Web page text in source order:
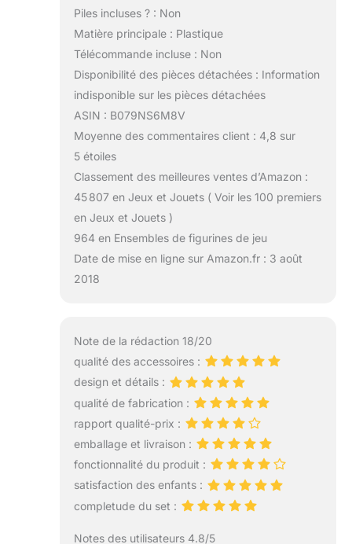
Piles incluses ? : Non
Matière principale : Plastique
Télécommande incluse : Non
Disponibilité des pièces détachées : Information
indisponible sur les pièces détachées
ASIN : B079NS6M8V
Moyenne des commentaires client : 4,8 sur
5 étoiles
Classement des meilleures ventes d’Amazon :
45 807 en Jeux et Jouets ( Voir les 100 premiers
en Jeux et Jouets )
964 en Ensembles de figurines de jeu
Date de mise en ligne sur Amazon.fr : 3 août
2018
Note de la rédaction 18/20
qualité des accessoires :
design et détails :
qualité de fabrication :
rapport qualité-prix :
emballage et livraison :
fonctionnalité du produit :
satisfaction des enfants :
completude du set :
Notes des utilisateurs 4.8/5